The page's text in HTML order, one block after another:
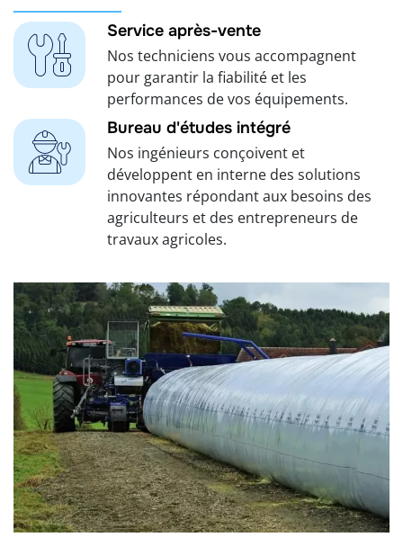
Service après-vente
Nos techniciens vous accompagnent
pour garantir la fiabilité et les
performances de vos équipements.
Bureau d'études intégré
Nos ingénieurs conçoivent et
développent en interne des solutions
innovantes répondant aux besoins des
agriculteurs et des entrepreneurs de
travaux agricoles.